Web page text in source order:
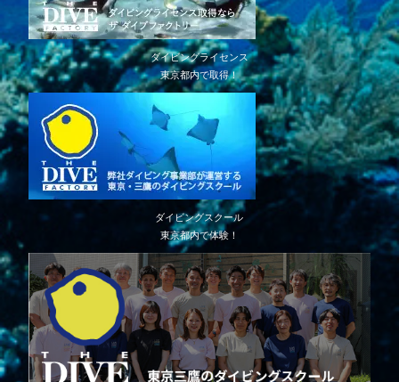
ダイビングライセンス
東京都内で取得！
ダイビングスクール
東京都内で体験！